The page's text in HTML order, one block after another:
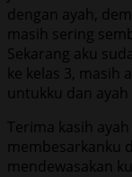
dengan ayah,
masih sering
Sekarang aku
ke kelas 3, masih
untukku dan
Terima kasih
membesarkanku
mendewasakan